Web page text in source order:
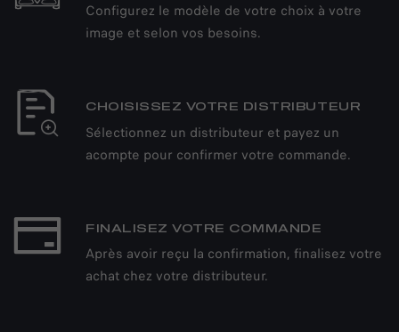
Configurez le modèle de votre choix à votre
image et selon vos besoins.
CHOISISSEZ VOTRE DISTRIBUTEUR
Sélectionnez un distributeur et payez un
acompte pour confirmer votre commande.
FINALISEZ VOTRE COMMANDE
Après avoir reçu la confirmation, finalisez votre
achat chez votre distributeur.